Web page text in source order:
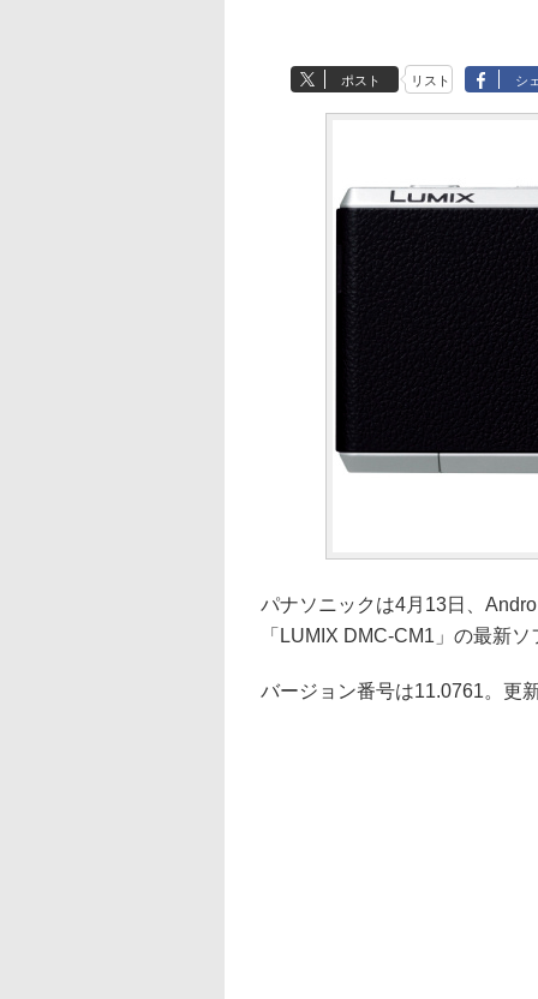
ポスト リスト シ
パナソニックは4月13日、
「LUMIX DMC-CM1」の最新
バージョン番号は11.0761。更